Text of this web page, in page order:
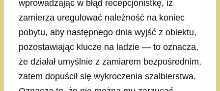
wprowadzając w błąd recepcjonistkę, iż
zamierza uregulować należność na koniec
pobytu, aby następnego dnia wyjść z obiektu,
pozostawiając klucze na ladzie — to oznacza,
że działał umyślnie z zamiarem bezpośrednim,
zatem dopuścił się wykroczenia szalbierstwa.